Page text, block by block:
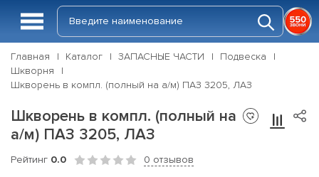
Главная Каталог ЗАПАСНЫЕ ЧАСТИ
Подвеска
Шкворня
Шкворень в компл. (полный на а/м) ПАЗ 3205, ЛАЗ
Шкворень в компл. (полный на
а/м) ПАЗ 3205, ЛАЗ
Рейтинг 0.0 0 отзывов